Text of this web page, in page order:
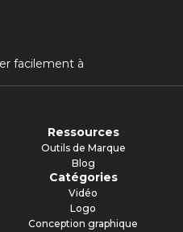
facilement à
Ressources
Outils de Marque
Blog
Catégories
Vidéo
Logo
Conception graphique